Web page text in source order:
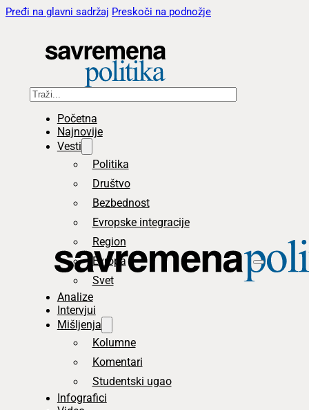
Pređi na glavni sadržaj Preskoči na podnožje
Pretraga
Početna
Najnovije
Vesti
Politika
Društvo
Bezbednost
Evropske integracije
Region
Evropa
Svet
Analize
Intervjui
Mišljenja
Kolumne
Komentari
Studentski ugao
Infografici